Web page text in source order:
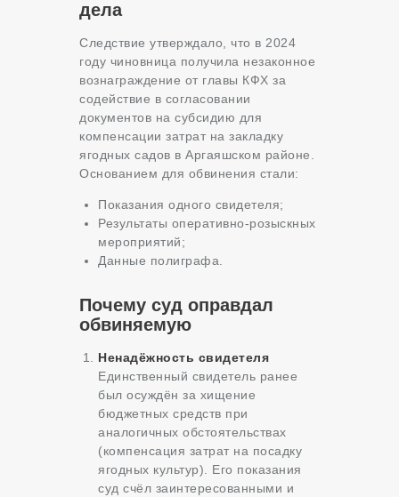
дела
Следствие утверждало, что в 2024
году чиновница получила незаконное
вознаграждение от главы КФХ за
содействие в согласовании
документов на субсидию для
компенсации затрат на закладку
ягодных садов в Аргаяшском районе.
Основанием для обвинения стали:
Показания одного свидетеля;
Результаты оперативно-розыскных
мероприятий;
Данные полиграфа.
Почему суд оправдал
обвиняемую
Ненадёжность свидетеля
Единственный свидетель ранее
был осуждён за хищение
бюджетных средств при
аналогичных обстоятельствах
(компенсация затрат на посадку
ягодных культур). Его показания
суд счёл заинтересованными и